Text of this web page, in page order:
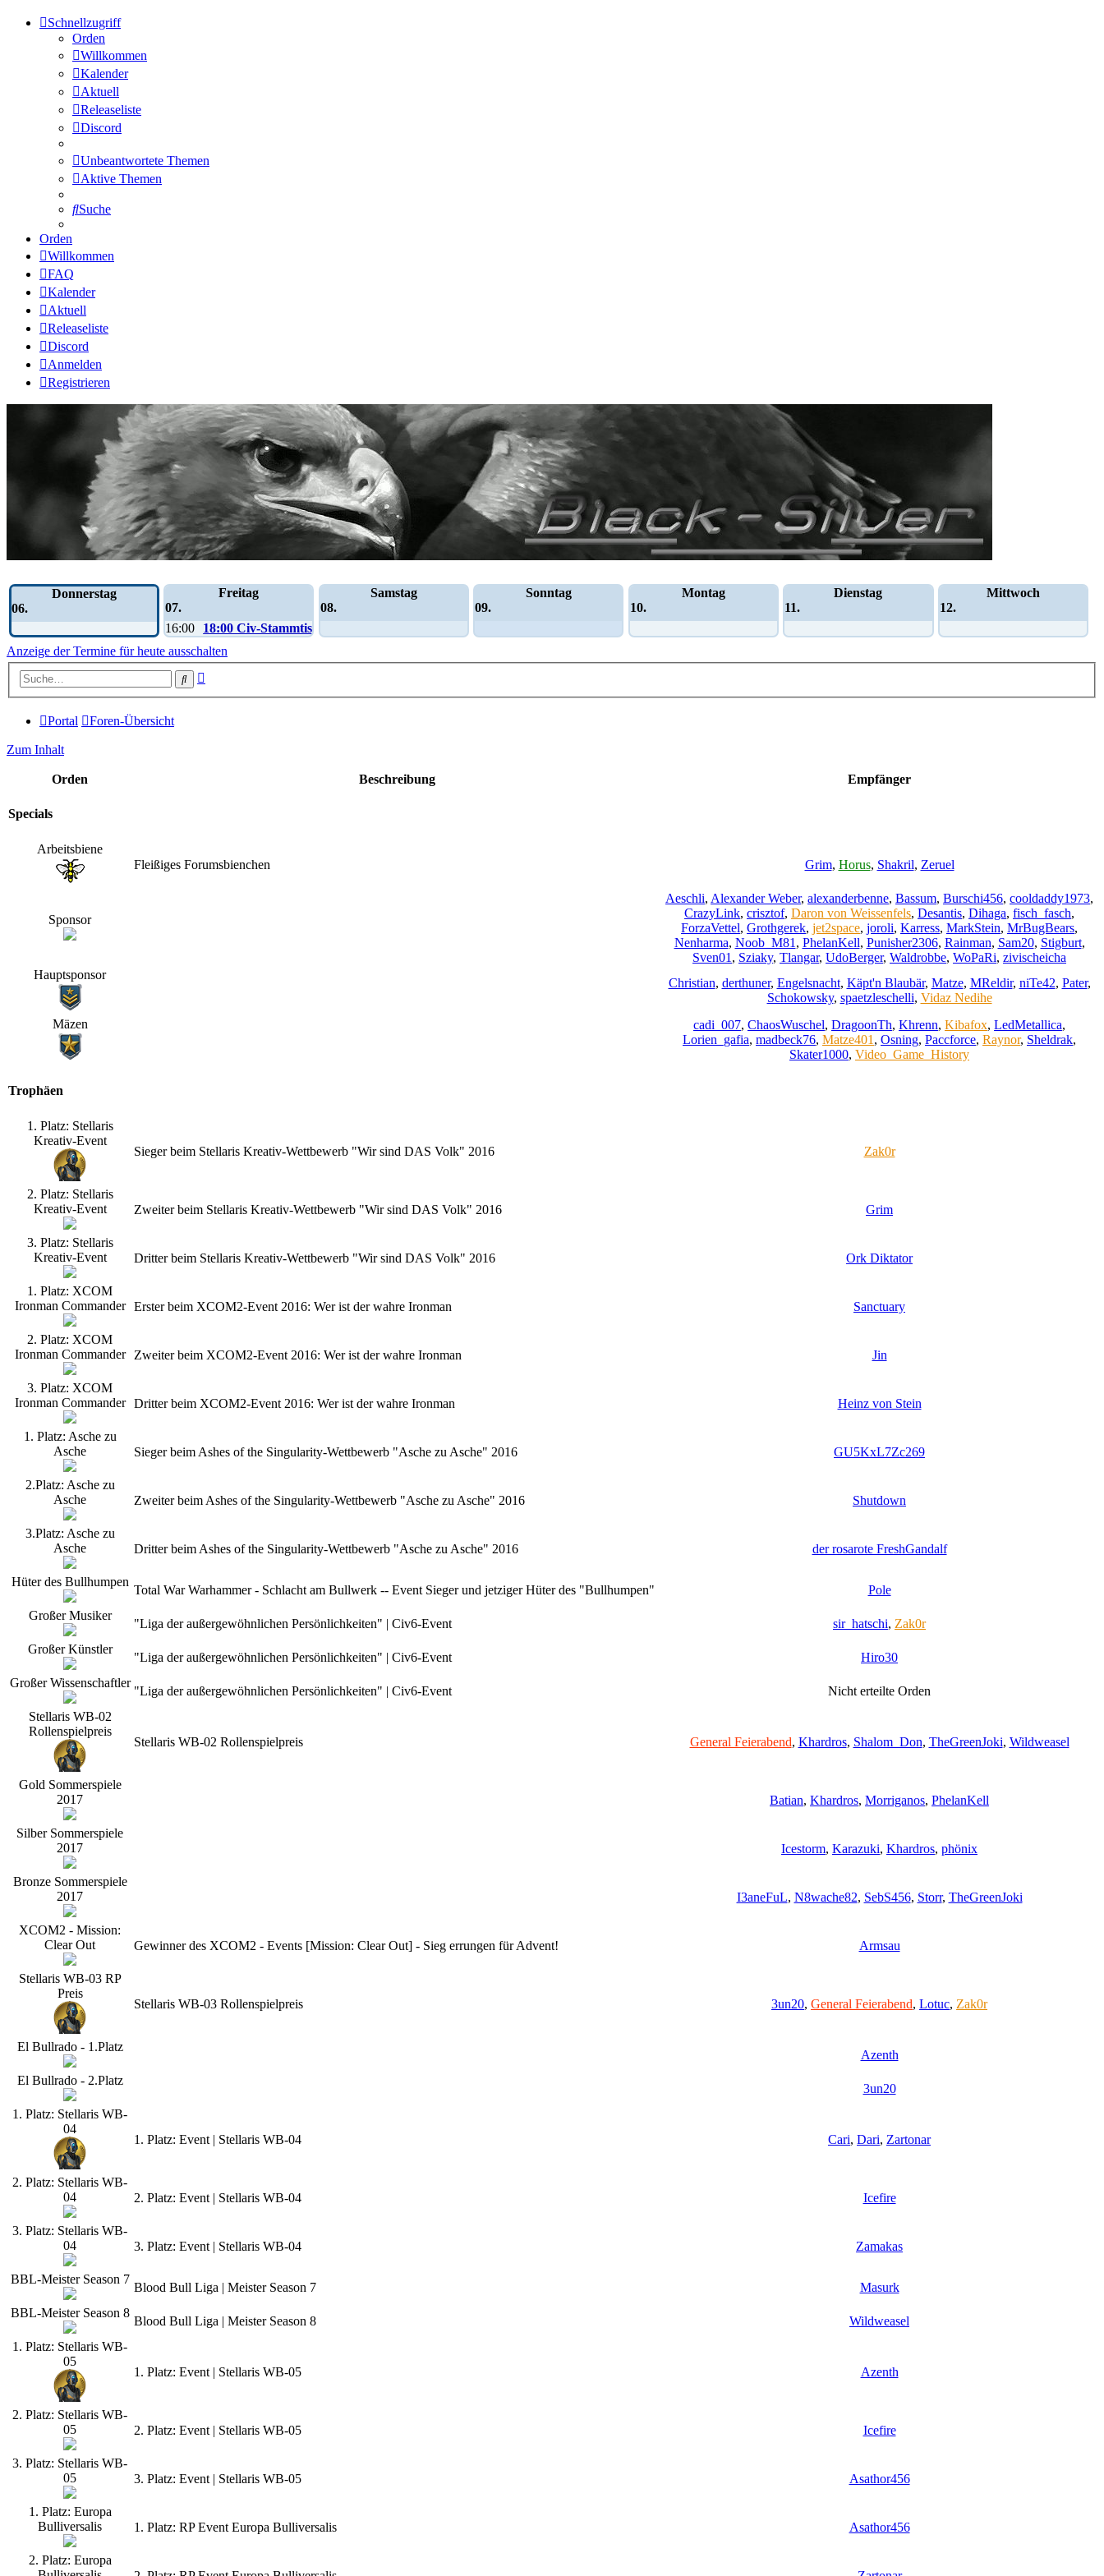
Schnellzugriff
Orden
Willkommen
Kalender
Aktuell
Releaseliste
Discord
Unbeantwortete Themen
Aktive Themen
Suche
Orden
Willkommen
FAQ
Kalender
Aktuell
Releaseliste
Discord
Anmelden
Registrieren
Donnerstag
06.
Freitag
07.
16:00
18:00 Civ-Stammtisch
Samstag
08.
Sonntag
09.
Montag
10.
Dienstag
11.
Mittwoch
12.
Anzeige der Termine für heute ausschalten
Suche
Portal Foren-Übersicht
Zum Inhalt
Orden Beschreibung Empfänger
Specials
Arbeitsbiene
Fleißiges Forumsbienchen
Grim, Horus, Shakril, Zeruel
Sponsor
Aeschli, Alexander Weber, alexanderbenne, Bassum, Burschi456, cooldaddy1973,
CrazyLink, crisztof, Daron von Weissenfels, Desantis, Dihaga, fisch_fasch,
ForzaVettel, Grothgerek, jet2space, joroli, Karress, MarkStein, MrBugBears,
Nenharma, Noob_M81 , PhelanKell, Punisher2306, Rainman, Sam20, Stigburt,
Sven01 , Sziaky, Tlangar, UdoBerger, Waldrobbe, WoPaRi, zivischeicha
Hauptsponsor
Christian, derthuner, Engelsnacht, Käpt'n Blaubär, Matze, MReldir, niTe42, Pater,
Schokowsky, spaetzleschelli, Vidaz Nedihe
Mäzen
cadi_007, ChaosWuschel, DragoonTh, Khrenn, Kibafox, LedMetallica,
Lorien_gafia, madbeck76, Matze401 , Osning, Paccforce, Raynor, Sheldrak,
Skater1000, Video_Game_History
Trophäen
1. Platz: Stellaris
Kreativ-Event
Sieger beim Stellaris Kreativ-Wettbewerb "Wir sind DAS Volk" 2016 Zak0r
2. Platz: Stellaris
Kreativ-Event
Zweiter beim Stellaris Kreativ-Wettbewerb "Wir sind DAS Volk" 2016 Grim
3. Platz: Stellaris
Kreativ-Event
Dritter beim Stellaris Kreativ-Wettbewerb "Wir sind DAS Volk" 2016 Ork Diktator
1. Platz: XCOM
Ironman Commander
Erster beim XCOM2-Event 2016: Wer ist der wahre Ironman Sanctuary
2. Platz: XCOM
Ironman Commander
Zweiter beim XCOM2-Event 2016: Wer ist der wahre Ironman Jin
3. Platz: XCOM
Ironman Commander
Dritter beim XCOM2-Event 2016: Wer ist der wahre Ironman Heinz von Stein
1. Platz: Asche zu
Asche
Sieger beim Ashes of the Singularity-Wettbewerb "Asche zu Asche" 2016 GU5KxL7Zc269
2.Platz: Asche zu
Asche
Zweiter beim Ashes of the Singularity-Wettbewerb "Asche zu Asche" 2016 Shutdown
3.Platz: Asche zu
Asche
Dritter beim Ashes of the Singularity-Wettbewerb "Asche zu Asche" 2016 der rosarote FreshGandalf
Hüter des Bullhumpen
Total War Warhammer - Schlacht am Bullwerk -- Event Sieger und jetziger Hüter des "Bullhumpen"
Pole
Großer Musiker
"Liga der außergewöhnlichen Persönlichkeiten" | Civ6-Event sir_hatschi, Zak0r
Großer Künstler
"Liga der außergewöhnlichen Persönlichkeiten" | Civ6-Event
Hiro30
Großer Wissenschaftler
"Liga der außergewöhnlichen Persönlichkeiten" | Civ6-Event
Nicht erteilte Orden
Stellaris WB-02
Rollenspielpreis
Stellaris WB-02 Rollenspielpreis General Feierabend, Khardros, Shalom_Don, TheGreenJoki, Wildweasel
Gold Sommerspiele
2017
Batian, Khardros, Morriganos, PhelanKell
Silber Sommerspiele
2017
Icestorm, Karazuki, Khardros, phönix
Bronze Sommerspiele
2017
I3aneFuL, N8wache82, SebS456, Storr, TheGreenJoki
XCOM2 - Mission:
Clear Out
Gewinner des XCOM2 - Events [Mission: Clear Out] - Sieg errungen für Advent! Armsau
Stellaris WB-03 RP
Preis
Stellaris WB-03 Rollenspielpreis 3un20, General Feierabend, Lotuc, Zak0r
El Bullrado - 1.Platz
Azenth
El Bullrado - 2.Platz
3un20
1. Platz: Stellaris WB-
04
1. Platz: Event | Stellaris WB-04 Cari, Dari, Zartonar
2. Platz: Stellaris WB-
04
2. Platz: Event | Stellaris WB-04 Icefire
3. Platz: Stellaris WB-
04
3. Platz: Event | Stellaris WB-04 Zamakas
BBL-Meister Season 7
Blood Bull Liga | Meister Season 7
Masurk
BBL-Meister Season 8
Blood Bull Liga | Meister Season 8
Wildweasel
1. Platz: Stellaris WB-
05
1. Platz: Event | Stellaris WB-05 Azenth
2. Platz: Stellaris WB-
05
2. Platz: Event | Stellaris WB-05 Icefire
3. Platz: Stellaris WB-
05
3. Platz: Event | Stellaris WB-05 Asathor456
1. Platz: Europa
Bulliversalis
1. Platz: RP Event Europa Bulliversalis Asathor456
2. Platz: Europa